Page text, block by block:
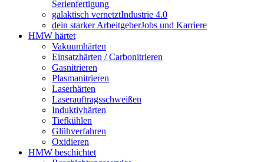
Serienfertigung
galaktisch vernetztIndustrie 4.0
dein starker ArbeitgeberJobs und Karriere
HMW härtet
Vakuumhärten
Einsatzhärten / Carbonitrieren
Gasnitrieren
Plasmanitrieren
Laserhärten
Laserauftragsschweißen
Induktivhärten
Tiefkühlen
Glühverfahren
Oxidieren
HMW beschichtet